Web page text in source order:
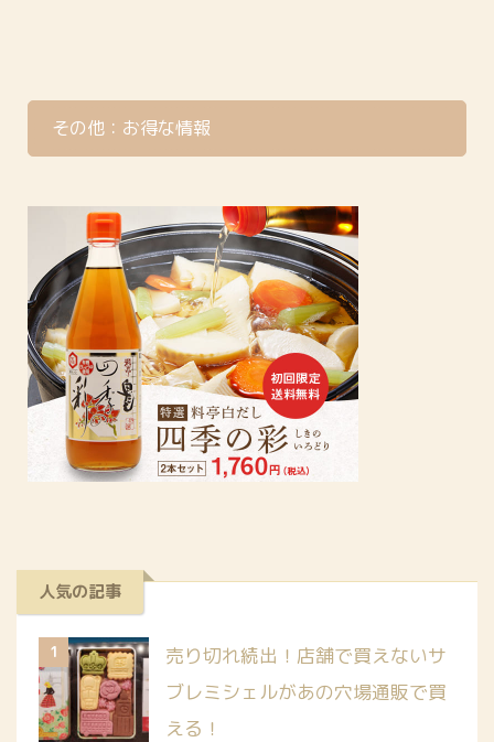
その他：お得な情報
人気の記事
1
売り切れ続出！店舗で買えないサ
ブレミシェルがあの穴場通販で買
える！